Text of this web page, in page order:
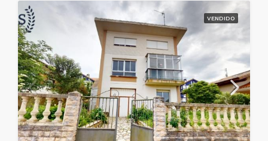
VENDIDO